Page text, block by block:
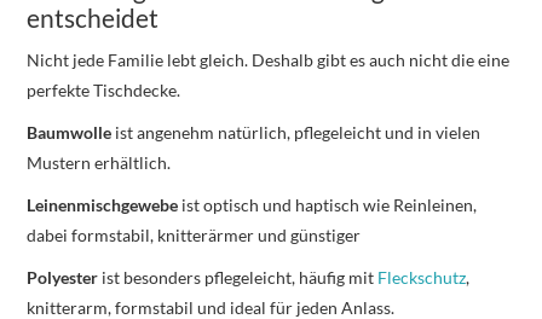
entscheidet
Nicht jede Familie lebt gleich. Deshalb gibt es auch nicht die eine
perfekte Tischdecke.
Baumwolle ist angenehm natürlich, pflegeleicht und in vielen
Mustern erhältlich.
Leinenmischgewebe ist optisch und haptisch wie Reinleinen,
dabei formstabil, knitterärmer und günstiger
Polyester ist besonders pflegeleicht, häufig mit Fleckschutz,
knitterarm, formstabil und ideal für jeden Anlass.